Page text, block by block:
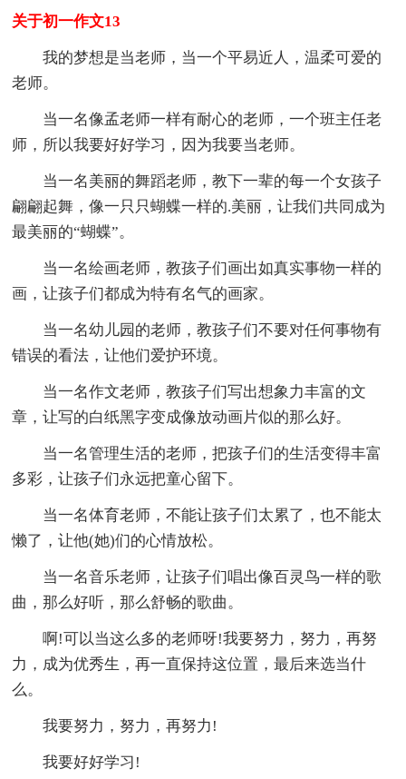
关于初一作文13
我的梦想是当老师，当一个平易近人，温柔可爱的
老师。
当一名像孟老师一样有耐心的老师，一个班主任老
师，所以我要好好学习，因为我要当老师。
当一名美丽的舞蹈老师，教下一辈的每一个女孩子
翩翩起舞，像一只只蝴蝶一样的.美丽，让我们共同成为
最美丽的“蝴蝶”。
当一名绘画老师，教孩子们画出如真实事物一样的
画，让孩子们都成为特有名气的画家。
当一名幼儿园的老师，教孩子们不要对任何事物有
错误的看法，让他们爱护环境。
当一名作文老师，教孩子们写出想象力丰富的文
章，让写的白纸黑字变成像放动画片似的那么好。
当一名管理生活的老师，把孩子们的生活变得丰富
多彩，让孩子们永远把童心留下。
当一名体育老师，不能让孩子们太累了，也不能太
懒了，让他(她)们的心情放松。
当一名音乐老师，让孩子们唱出像百灵鸟一样的歌
曲，那么好听，那么舒畅的歌曲。
啊!可以当这么多的老师呀!我要努力，努力，再努
力，成为优秀生，再一直保持这位置，最后来选当什
么。
我要努力，努力，再努力!
我要好好学习!